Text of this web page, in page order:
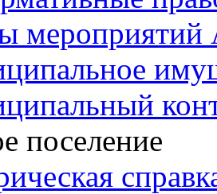
мероприятий
поселение